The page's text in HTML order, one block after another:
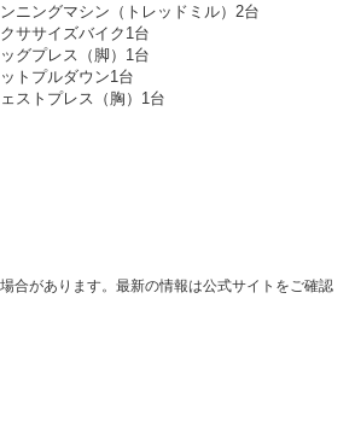
ニングマシン（トレッドミル）2台
ササイズバイク1台
グプレス（脚）1台
トプルダウン1台
ストプレス（胸）1台
合があります。最新の情報は公式サイトをご確認